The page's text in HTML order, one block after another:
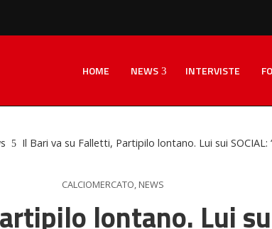
HOME NEWS INTERVISTE
Il Bari va su Falletti, Partipilo lontano. Lui sui SOCIAL:
CALCIOMERCATO, NEWS
lontano. Lui